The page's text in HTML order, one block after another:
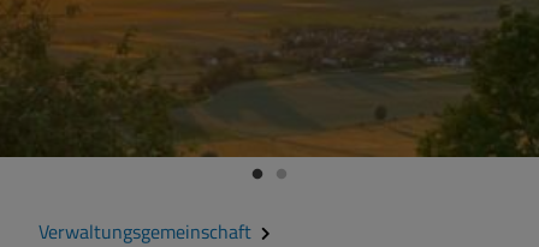
Verwaltungsgemeinschaft